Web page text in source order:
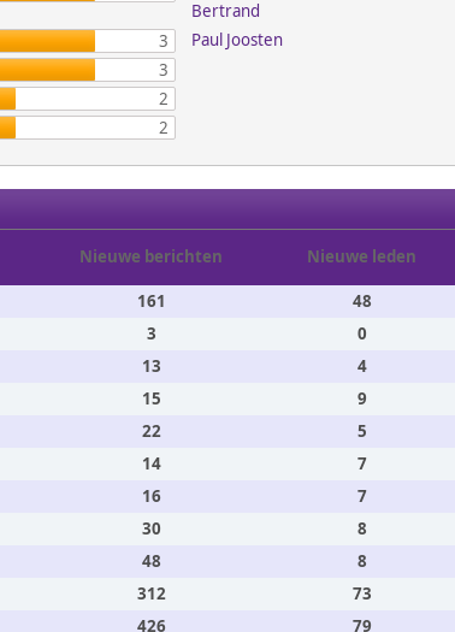
3
3
2
2
Bertrand
Paul Joosten
Nieuwe berichten Nieuwe leden
161
48
3
0
13
4
15
9
22
5
14
7
16
7
30
8
48
8
312
73
426
79